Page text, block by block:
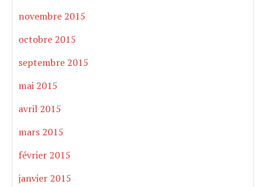
novembre 2015
octobre 2015
septembre 2015
mai 2015
avril 2015
mars 2015
février 2015
janvier 2015